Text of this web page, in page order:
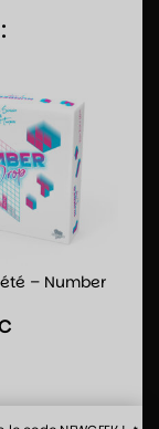
– Number